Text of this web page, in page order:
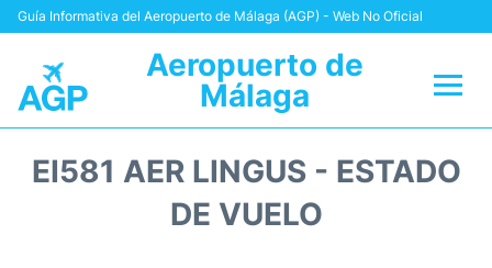
Guía Informativa del Aeropuerto de Málaga (AGP) - Web No Oficial
Aeropuerto de
Málaga
EI581 AER LINGUS - ESTADO
DE VUELO